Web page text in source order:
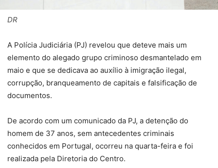
DR
A Polícia Judiciária (PJ) revelou que deteve mais um
elemento do alegado grupo criminoso desmantelado em
maio e que se dedicava ao auxílio à imigração ilegal,
corrupção, branqueamento de capitais e falsificação de
documentos.
De acordo com um comunicado da PJ, a detenção do
homem de 37 anos, sem antecedentes criminais
conhecidos em Portugal, ocorreu na quarta-feira e foi
realizada pela Diretoria do Centro.